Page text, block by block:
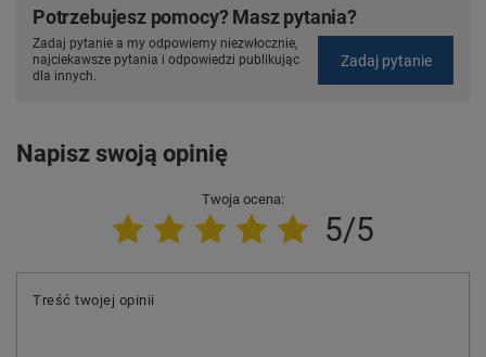
Potrzebujesz pomocy? Masz pytania?
Zadaj pytanie a my odpowiemy niezwłocznie,
najciekawsze pytania i odpowiedzi publikując
dla innych.
Zadaj pytanie
Napisz swoją opinię
Twoja ocena:
5/5
Treść twojej opinii